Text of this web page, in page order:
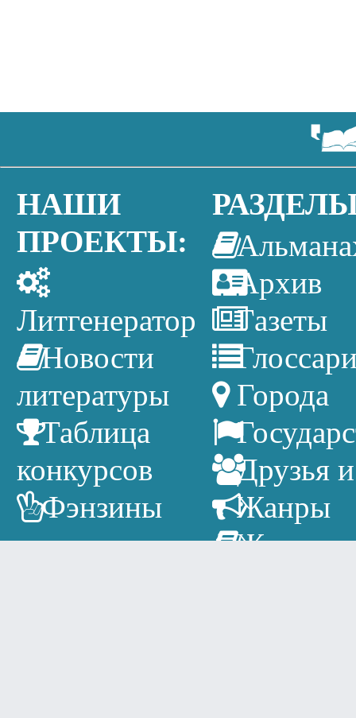
НАШИ
ПРОЕКТЫ:
Литгенератор
Новости
литературы
Таблица
конкурсов
Фэнзины
Архив
Газеты
Города
Друзья
Жанры